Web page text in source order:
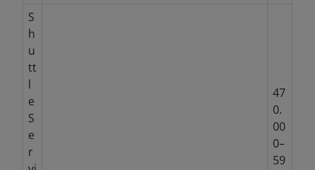
S
h
u
tt
l
e
S
e
r
47
0.
00
0–
59